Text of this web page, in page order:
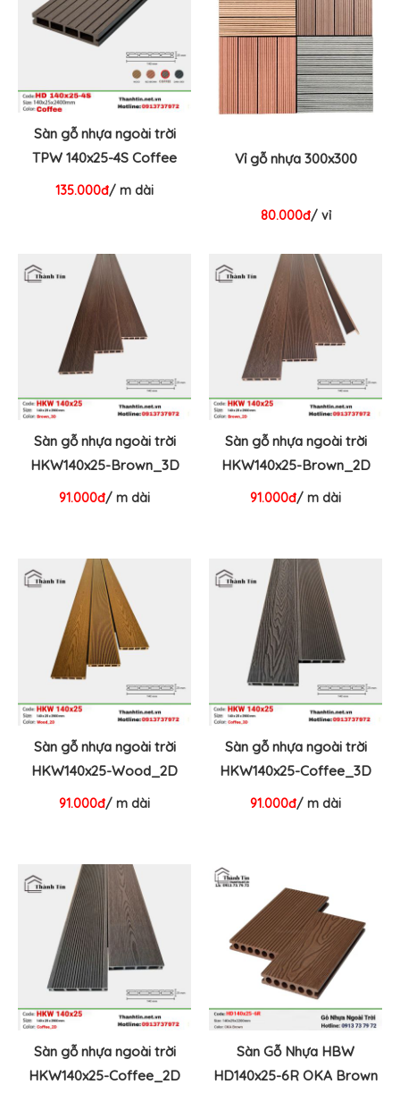
Sàn gỗ nhựa ngoài trời
TPW 140x25-4S Coffee
135.000đ/ m dài
Vỉ gỗ nhựa 300x300
80.000đ/ vỉ
Sàn gỗ nhựa ngoài trời
HKW140x25-Brown_3D
91.000đ/ m dài
Sàn gỗ nhựa ngoài trời
HKW140x25-Brown_2D
91.000đ/ m dài
Sàn gỗ nhựa ngoài trời
HKW140x25-Wood_2D
91.000đ/ m dài
Sàn gỗ nhựa ngoài trời
HKW140x25-Coffee_3D
91.000đ/ m dài
Sàn gỗ nhựa ngoài trời
HKW140x25-Coffee_2D
Sàn Gỗ Nhựa HBW
HD140x25-6R OKA Brown